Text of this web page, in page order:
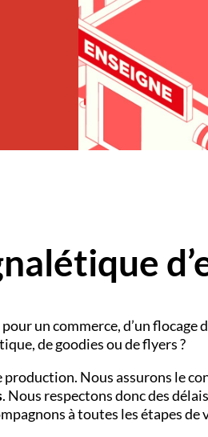
pour un commerce, d’unflocage
, degoodiesou deflyers?
Nous assurons le
. Nous respectons donc des
à toutes les étapes de